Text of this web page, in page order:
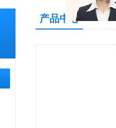
产品中心